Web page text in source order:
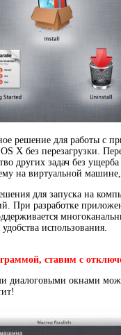
решение для работы с
X без перезагрузки.
задач без ущерба
на виртуальной
для запуска на
При разработке
использования.
ставим с
диалоговыми окнами